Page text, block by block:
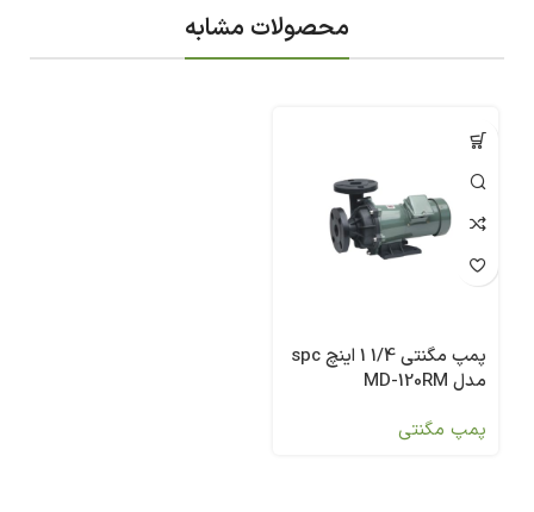
محصولات مشابه
پمپ مگنتی 1/4 1 اینچ spc
مدل MD-120RM
پمپ مگنتی